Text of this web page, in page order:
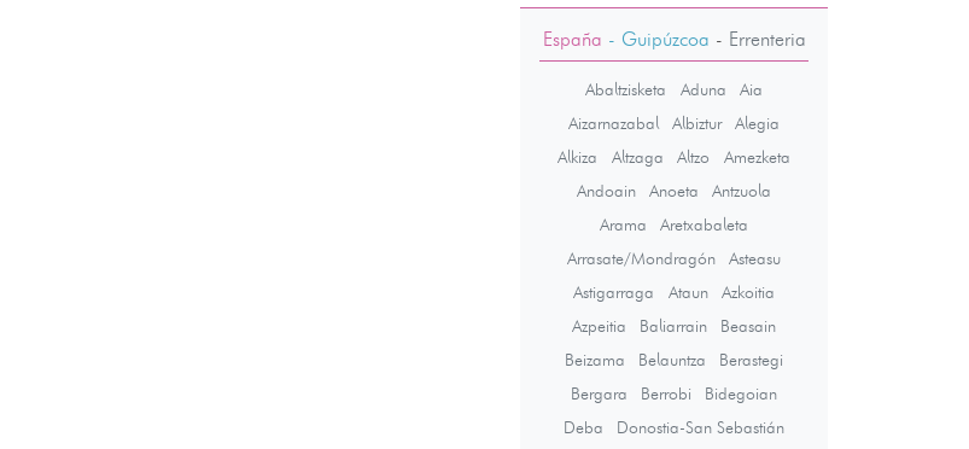
España - Guipúzcoa - Errenteria
Abaltzisketa Aduna
Aia
Aizarnazabal
Albiztur
Alegia
Alkiza
Altzaga Altzo
Amezketa
Andoain
Anoeta
Antzuola
Arama
Aretxabaleta
Arrasate/Mondragón
Asteasu
Astigarraga
Ataun
Azkoitia
Azpeitia
Baliarrain
Beasain
Beizama
Belauntza
Berastegi
Bergara
Berrobi
Bidegoian
Deba
Donostia-San Sebastián